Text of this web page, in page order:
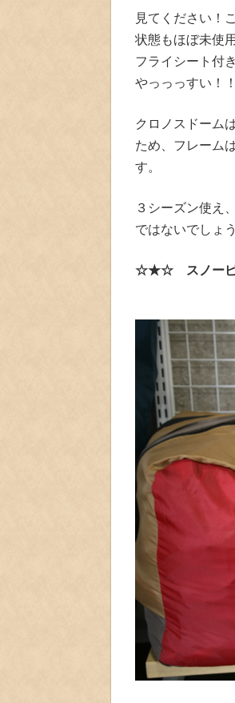
見てください！
状態もほぼ未使
フライシート付
やっっっすい！
クロノスドーム
ため、フレーム
す。
３シーズン使え
ではないでしょ
☆★☆ スノ